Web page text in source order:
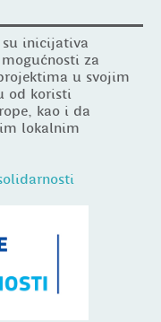
su inicijativa
za
u svojim
od koristi
kao i da
lokalnim